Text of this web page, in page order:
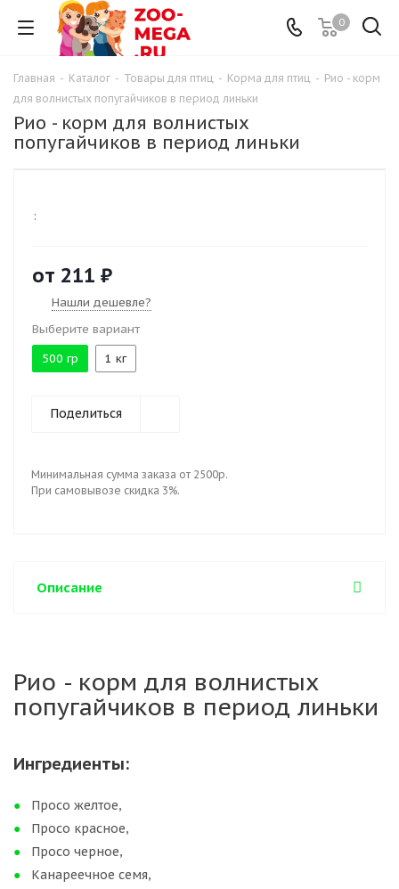
0
Главная - Каталог - Товары для птиц - Корма для птиц - Рио - корм
для волнистых попугайчиков в период линьки
Рио - корм для волнистых
попугайчиков в период линьки
:
от 211 ₽
Нашли дешевле?
Выберите вариант
500 гр
1 кг
Поделиться
Минимальная сумма заказа от 2500р.
При самовывозе скидка 3%.
Описание
Рио - корм для волнистых
попугайчиков в период линьки
Ингредиенты:
Просо желтое,
Просо красное,
Просо черное,
Канареечное семя,